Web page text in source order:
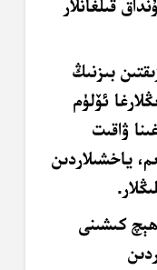
قىلغانلار
بىزنىڭ
ئۆلۈم
ۋاقىت
ياخشىلاردىن
ھېچ كىشىنى